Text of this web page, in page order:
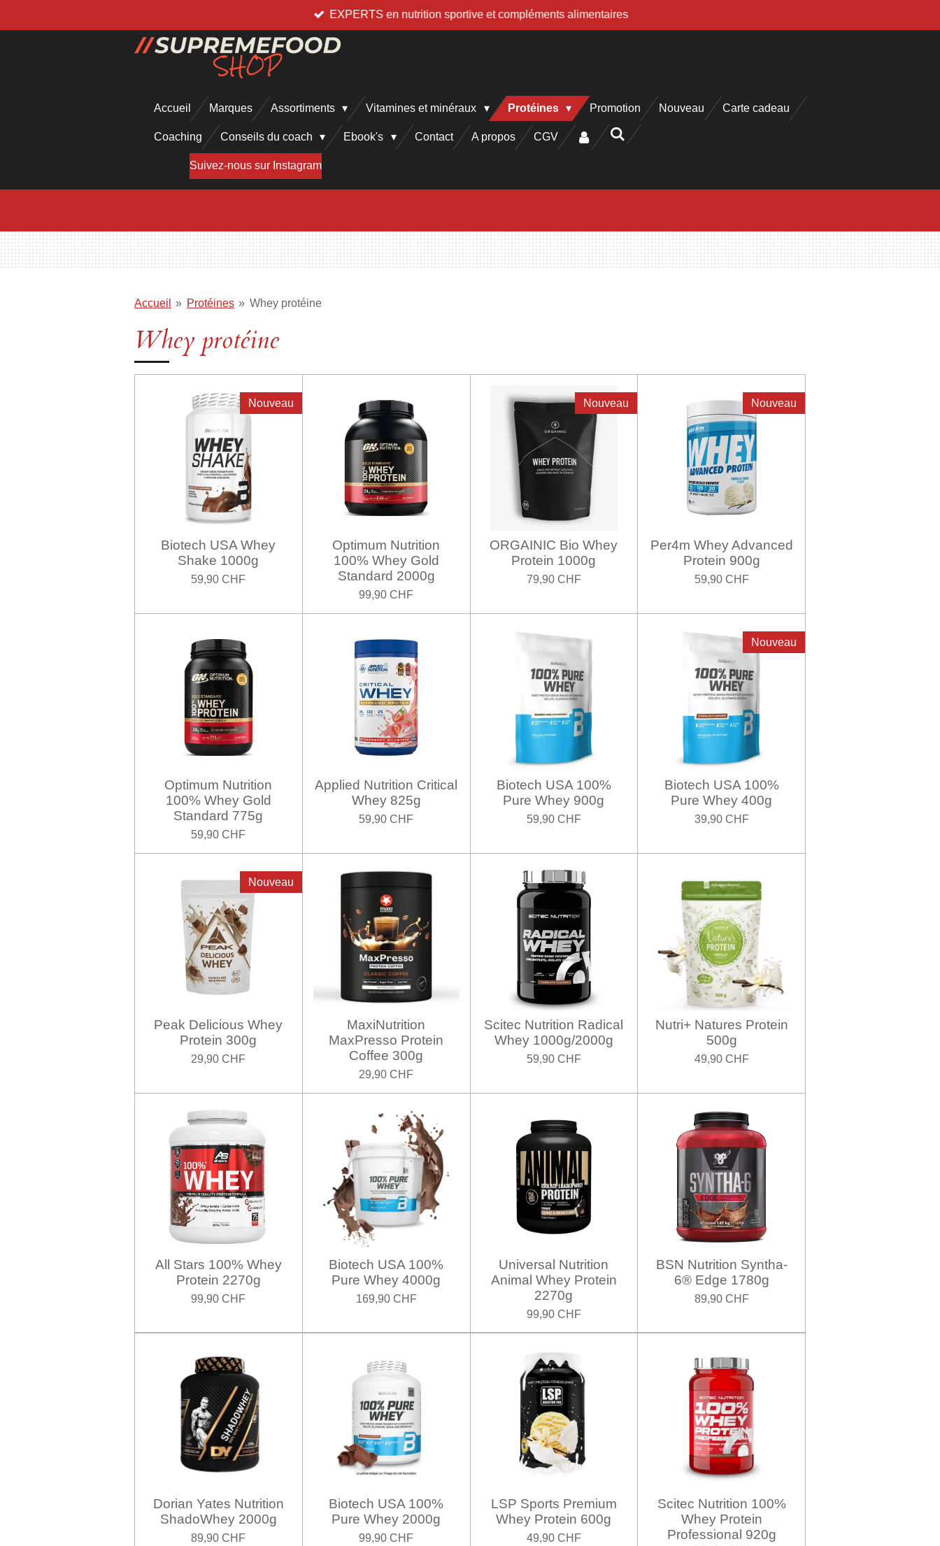
au
EXPERTS en nutrition sportive et compléments alimentaires
Accueil Marques Assortiments Vitamines et minéraux Protéines Promotion Nouveau Carte cadeau
Coaching Conseils du coach Ebook's Contact A propos CGV
Suivez-nous sur Instagram
Accueil » Protéines » Whey protéine
Whey protéine
Nouveau
Biotech USA Whey
Shake 1000g
59,90 CHF
Optimum Nutrition
100% Whey Gold
Standard 2000g
99,90 CHF
Nouveau
ORGAINIC Bio Whey
Protein 1000g
79,90 CHF
Nouveau
Per4m Whey Advanced
Protein 900g
59,90 CHF
Optimum Nutrition
100% Whey Gold
Standard 775g
59,90 CHF
Applied Nutrition Critical
Whey 825g
59,90 CHF
Biotech USA 100%
Pure Whey 900g
59,90 CHF
Nouveau
Biotech USA 100%
Pure Whey 400g
39,90 CHF
Nouveau
Peak Delicious Whey
Protein 300g
29,90 CHF
MaxiNutrition
MaxPresso Protein
Coffee 300g
29,90 CHF
Scitec Nutrition Radical
Whey 1000g/2000g
59,90 CHF
Nutri+ Natures Protein
500g
49,90 CHF
All Stars 100% Whey
Protein 2270g
99,90 CHF
Biotech USA 100%
Pure Whey 4000g
169,90 CHF
Universal Nutrition
Animal Whey Protein
2270g
99,90 CHF
BSN Nutrition Syntha-
6® Edge 1780g
89,90 CHF
Dorian Yates Nutrition
ShadoWhey 2000g
89,90 CHF
Biotech USA 100%
Pure Whey 2000g
99,90 CHF
LSP Sports Premium
Whey Protein 600g
49,90 CHF
Scitec Nutrition 100%
Whey Protein
Professional 920g